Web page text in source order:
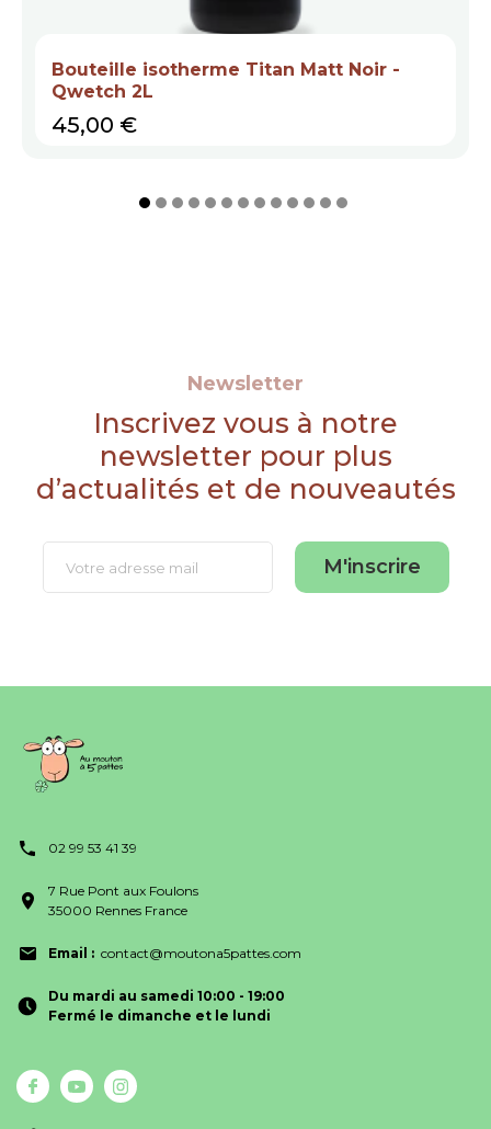
Bouteille isotherme Titan Matt Noir -
Qwetch 2L
Prix
45,00 €
Newsletter
Inscrivez vous à notre
newsletter pour plus
d’actualités et de nouveautés
M'inscrire
02 99 53 41 39
7 Rue Pont aux Foulons
35000 Rennes France
Email : contact@moutona5pattes.com
Du mardi au samedi 10:00 - 19:00
Fermé le dimanche et le lundi